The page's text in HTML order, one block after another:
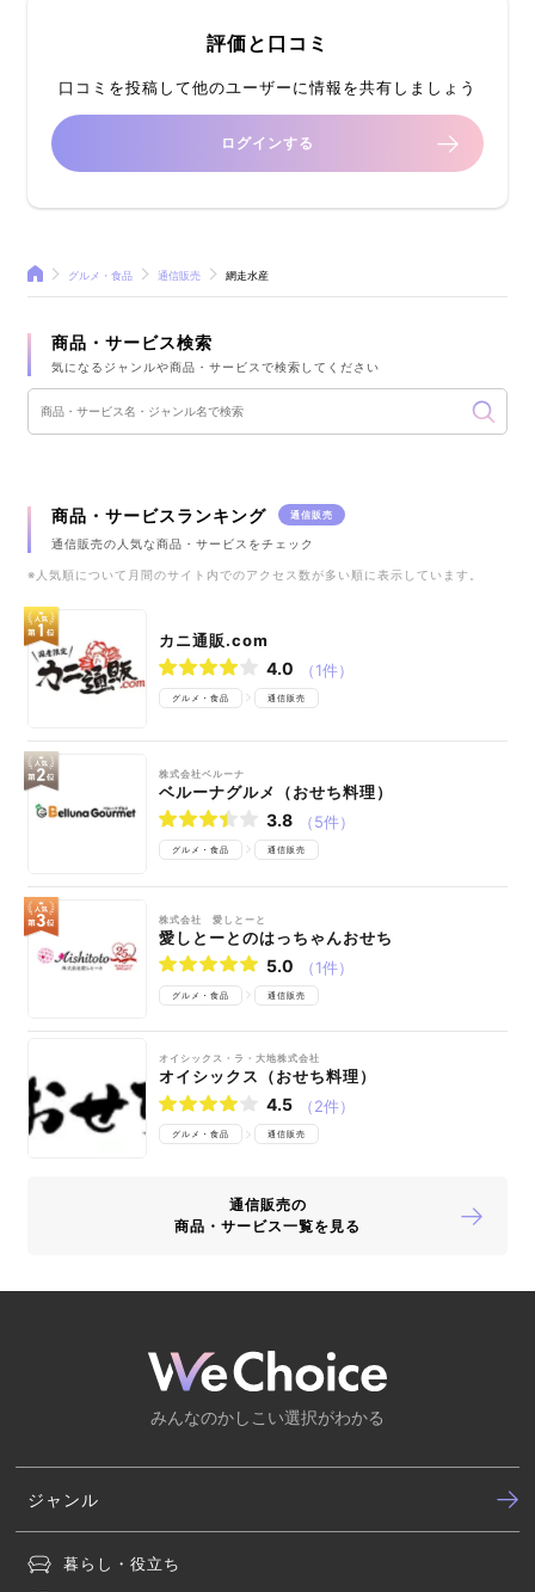
評価と口コミ
口コミを投稿して他のユーザーに情報を共有しましょう
ログインする
グルメ・食品 通信販売 網走水産
商品・サービス検索
気になるジャンルや商品・サービスで検索してください
商品・サービスランキング 通信販売
通信販売の人気な商品・サービスをチェック
※人気順について月間のサイト内でのアクセス数が多い順に表示しています。
カニ通販.com
4.0 （1件）
グルメ・食品 通信販売
株式会社ベルーナ
ベルーナグルメ（おせち料理）
3.8 （5件）
グルメ・食品 通信販売
株式会社 愛しとーと
愛しとーとのはっちゃんおせち
5.0 （1件）
グルメ・食品 通信販売
オイシックス・ラ・大地株式会社
オイシックス（おせち料理）
4.5 （2件）
グルメ・食品 通信販売
通信販売の
商品・サービス一覧を見る
みんなのかしこい選択がわかる
ジャンル
暮らし・役立ち